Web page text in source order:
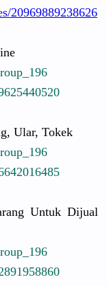
20969889238626
Ular, Tokek
Untuk Dijual